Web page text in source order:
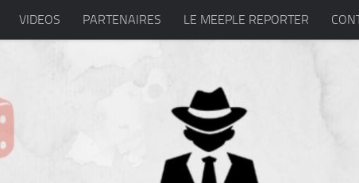
VIDEOS PARTENAIRES LE MEEPLE REPORTER